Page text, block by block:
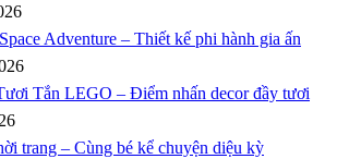
Adventure – Thiết kế phi hành gia ấn
Tắn LEGO – Điểm nhấn decor đầy tươi
trang – Cùng bé kể chuyện diệu kỳ